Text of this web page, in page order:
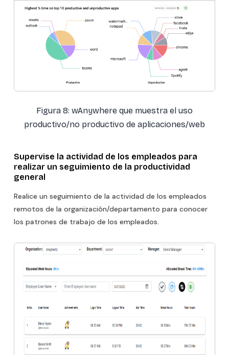
Figura 8: wAnywhere que muestra el uso
productivo/no productivo de aplicaciones/web
Supervise la actividad de los empleados para
realizar un seguimiento de la productividad
general
Realice un seguimiento de la actividad de los empleados
remotos de la organización/departamento para conocer
los patrones de trabajo de los empleados.